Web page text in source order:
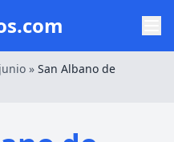
» San Albano de